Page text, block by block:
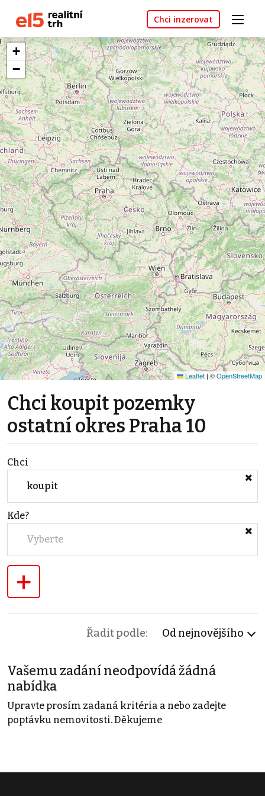
Chci inzerovat
+
−
Leaflet | ©OpenStreetMap
Chci koupit pozemky
ostatní okres Praha 10
Chci
koupit
Kde?
Vyberte
+
Řadit podle: Od nejnovějšího
Vašemu zadání neodpovídá žádná
nabídka
Upravte prosím zadaná kritéria a nebo zadejte
poptávku nemovitosti. Děkujeme